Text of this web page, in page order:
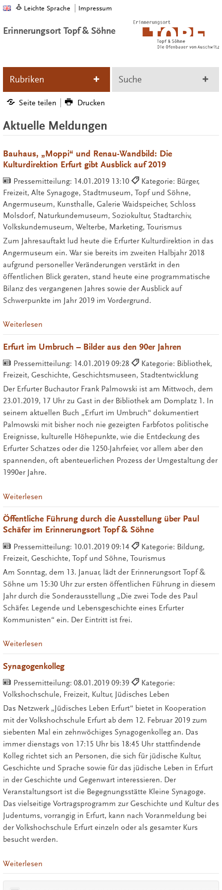
Leichte Sprache Impressum
Erinnerungsort Topf & Söhne
Rubriken Suche
Seite teilen Drucken
Aktuelle Meldungen
Bauhaus, „Moppi“ und Renau-Wandbild: Die
Kulturdirektion Erfurt gibt Ausblick auf 2019
Pressemitteilung: 14.01.2019 13:10
Kategorie: Bürger,
Freizeit, Alte Synagoge, Stadtmuseum, Topf und Söhne,
Angermuseum, Kunsthalle, Galerie Waidspeicher, Schloss
Molsdorf, Naturkundemuseum, Soziokultur, Stadtarchiv,
Volkskundemuseum, Welterbe, Marketing, Tourismus
Zum Jahresauftakt lud heute die Erfurter Kulturdirektion in das
Angermuseum ein. War sie bereits im zweiten Halbjahr 2018
aufgrund personeller Veränderungen verstärkt in den
öffentlichen Blick geraten, stand heute eine programmatische
Bilanz des vergangenen Jahres sowie der Ausblick auf
Schwerpunkte im Jahr 2019 im Vordergrund.
Weiterlesen
Erfurt im Umbruch – Bilder aus den 90er Jahren
Pressemitteilung: 14.01.2019 09:28
Kategorie: Bibliothek,
Freizeit, Geschichte, Geschichtsmuseen, Stadtentwicklung
Der Erfurter Buchautor Frank Palmowski ist am Mittwoch, dem
23.01.2019, 17 Uhr zu Gast in der Bibliothek am Domplatz 1. In
seinem aktuellen Buch „Erfurt im Umbruch“ dokumentiert
Palmowski mit bisher noch nie gezeigten Farbfotos politische
Ereignisse, kulturelle Höhepunkte, wie die Entdeckung des
Erfurter Schatzes oder die 1250-Jahrfeier, vor allem aber den
spannenden, oft abenteuerlichen Prozess der Umgestaltung der
1990er Jahre.
Weiterlesen
Öffentliche Führung durch die Ausstellung über Paul
Schäfer im Erinnerungsort Topf & Söhne
Pressemitteilung: 10.01.2019 09:14
Kategorie: Bildung,
Freizeit, Geschichte, Topf und Söhne, Tourismus
Am Sonntag, dem 13. Januar, lädt der Erinnerungsort Topf &
Söhne um 15:30 Uhr zur ersten öffentlichen Führung in diesem
Jahr durch die Sonderausstellung „Die zwei Tode des Paul
Schäfer. Legende und Lebensgeschichte eines Erfurter
Kommunisten“ ein. Der Eintritt ist frei.
Weiterlesen
Synagogenkolleg
Pressemitteilung: 08.01.2019 09:39
Kategorie:
Volkshochschule, Freizeit, Kultur, Jüdisches Leben
Das Netzwerk „Jüdisches Leben Erfurt“ bietet in Kooperation
mit der Volkshochschule Erfurt ab dem 12. Februar 2019 zum
siebenten Mal ein zehnwöchiges Synagogenkolleg an. Das
immer dienstags von 17:15 Uhr bis 18:45 Uhr stattfindende
Kolleg richtet sich an Personen, die sich für jüdische Kultur,
Geschichte und Sprache sowie für das jüdische Leben in Erfurt
in der Geschichte und Gegenwart interessieren. Der
Veranstaltungsort ist die Begegnungsstätte Kleine Synagoge.
Das vielseitige Vortragsprogramm zur Geschichte und Kultur des
Judentums, vorrangig in Erfurt, kann nach Voranmeldung bei
der Volkshochschule Erfurt einzeln oder als gesamter Kurs
besucht werden.
Weiterlesen